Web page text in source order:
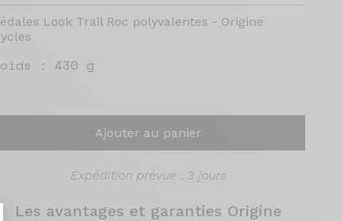
Look Trail Roc polyvalentes - Origine
: 430 g
Ajouter au panier
Expédition prévue : 3 jours
Les avantages et garanties Origine